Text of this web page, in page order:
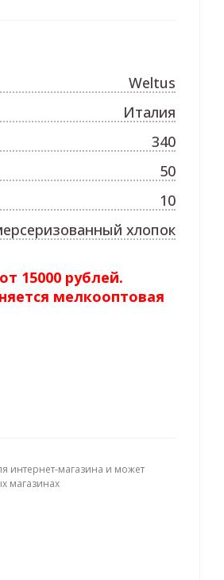
15000 рублей.
мелкооптовая
Weltus
Италия
340
50
10
хлопок
интернет-магазина и может
магазинах